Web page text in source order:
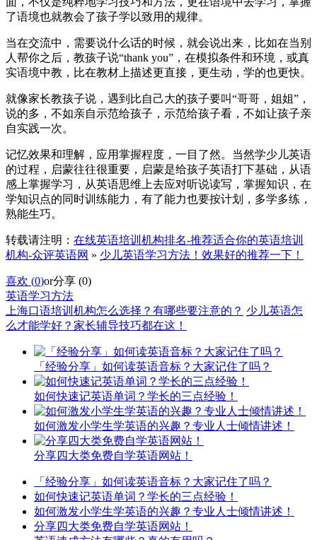
了语境也就教会了孩子学以致用的规律。
当在交流中，需要说什么话的时候，就会说出来，比如在当别
人帮你之后，教孩子说“thank you”，在模拟条件和环境，或真
实语境中教，比在教材上描述更直接，更生动，学的也更快。
就像家长教孩子说，遇到比自己大的孩子要叫“哥哥，姐姐”，
说的多，不如亲自示范给孩子，示范给孩子看，不如让孩子亲
自实践一次。
记忆效果和理解，应用掌握程度，一目了然。当然学少儿英语
的过程，启蒙往往很重要，启蒙是给孩子英语打下基础，从语
感上掌握学习，从英语思维上去应对听说读写，掌握知识，在
学知识点的同时训练能力，有了能力也要按计划，多学多练，
熟能生巧。
转载请注明： 在线英语培训机构排名-推荐适合你的英语培训
机构-众评英语网 » 少儿英语学习方法！效果好的推荐一下！
喜欢 (0)or分享 (0)
英语学习方法
上海口语培训机构怎么选择？有哪些要注意的？ 少儿英语怎
么才能学好？家长辅导技巧都在这！
「经验分享」如何读英语音标？大家记住了吗？
如何快速记英语单词？学长的三点经验！
如何激发小学生学英语的兴趣？专业人士倾情讲述！
分享四大类免费自学英语网站！
「经验分享」如何读英语音标？大家记住了吗？
如何快速记英语单词？学长的三点经验！
如何激发小学生学英语的兴趣？专业人士倾情讲述！
分享四大类免费自学英语网站！